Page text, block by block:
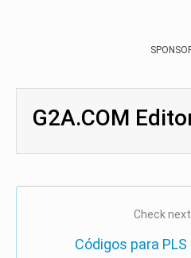
G2A.COM
Check
Códigos para PLS